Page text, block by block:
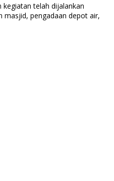
telah dijalankan
masjid, pengadaan depot air,